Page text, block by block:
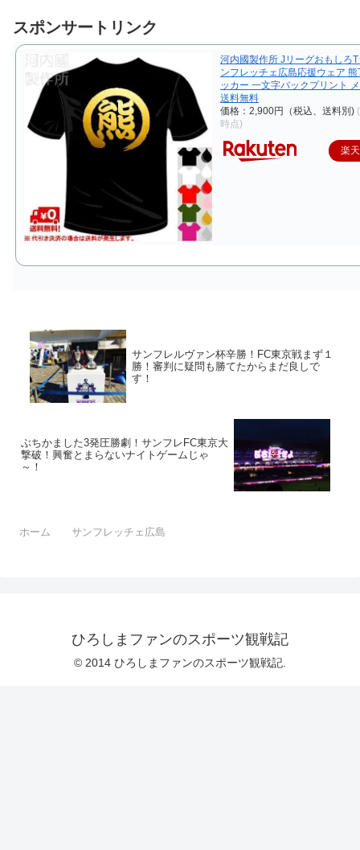
スポンサートリンク
河内國製作所 Jリーグおもしろ
ンフレッチェ広島応援ウェア
ッカー 一文字バックプリント
送料無料
価格：2,900円（税込、送料別)
時点)
楽
サンフレルヴァン杯辛勝！FC東京戦まず１
勝！審判に疑問も勝てたからまだ良しで
す！
ぶちかました3発圧勝劇！サンフレFC東京大
撃破！興奮とまらないナイトゲームじゃ
～！
ホーム サンフレッチェ広島
ひろしまファンのスポーツ観戦記
© 2014 ひろしまファンのスポーツ観戦記.